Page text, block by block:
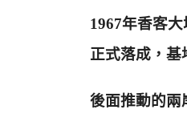
1967年香客
正式落成，基
後面推動的兩